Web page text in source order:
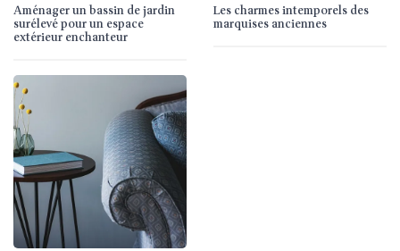
Aménager un bassin de jardin
surélevé pour un espace
extérieur enchanteur
Les charmes intemporels des
marquises anciennes